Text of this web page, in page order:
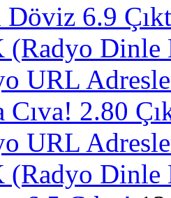
6.9
(Radyo Dinle
URL
Cıva! 2.80
URL
(Radyo Dinle